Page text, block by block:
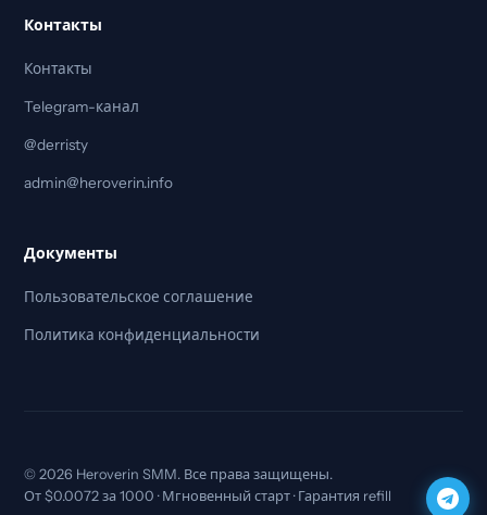
Контакты
Контакты
Telegram-канал
@derristy
admin@heroverin.info
Документы
Пользовательское соглашение
Политика конфиденциальности
© 2026 Heroverin SMM. Все права защищены.
От $0.0072 за 1000 · Мгновенный старт · Гарантия refill